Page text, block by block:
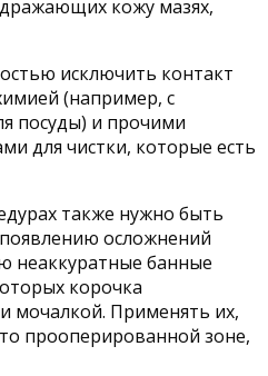
кожу мазях,
исключить контакт
(например, с
посуды) и прочими
для чистки, которые есть
также нужно быть
осложнений
неаккуратные банные
корочка
мочалкой. Применять их,
прооперированной зоне,